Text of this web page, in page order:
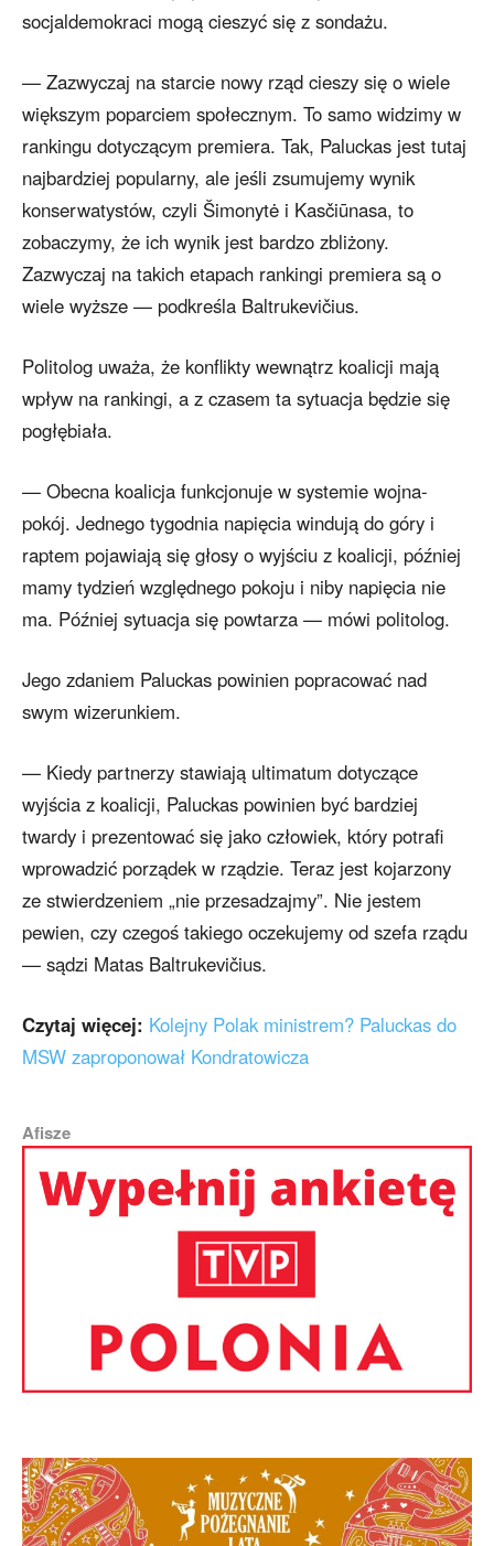
socjaldemokraci mogą cieszyć się z sondażu.
— Zazwyczaj na starcie nowy rząd cieszy się o wiele
większym poparciem społecznym. To samo widzimy w
rankingu dotyczącym premiera. Tak, Paluckas jest tutaj
najbardziej popularny, ale jeśli zsumujemy wynik
konserwatystów, czyli Šimonytė i Kasčiūnasa, to
zobaczymy, że ich wynik jest bardzo zbliżony.
Zazwyczaj na takich etapach rankingi premiera są o
wiele wyższe — podkreśla Baltrukevičius.
Politolog uważa, że konflikty wewnątrz koalicji mają
wpływ na rankingi, a z czasem ta sytuacja będzie się
pogłębiała.
— Obecna koalicja funkcjonuje w systemie wojna-
pokój. Jednego tygodnia napięcia windują do góry i
raptem pojawiają się głosy o wyjściu z koalicji, później
mamy tydzień względnego pokoju i niby napięcia nie
ma. Później sytuacja się powtarza — mówi politolog.
Jego zdaniem Paluckas powinien popracować nad
swym wizerunkiem.
— Kiedy partnerzy stawiają ultimatum dotyczące
wyjścia z koalicji, Paluckas powinien być bardziej
twardy i prezentować się jako człowiek, który potrafi
wprowadzić porządek w rządzie. Teraz jest kojarzony
ze stwierdzeniem „nie przesadzajmy”. Nie jestem
pewien, czy czegoś takiego oczekujemy od szefa rządu
— sądzi Matas Baltrukevičius.
Czytaj więcej: Kolejny Polak ministrem? Paluckas do
MSW zaproponował Kondratowicza
Afisze